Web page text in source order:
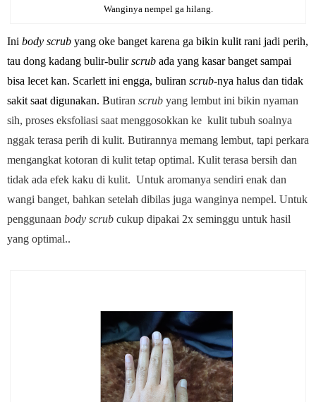
Wanginya nempel ga hilang.
Ini body scrub yang oke banget karena ga bikin kulit rani jadi perih,
tau dong kadang bulir-bulirscrub ada yang kasar banget sampai
bisa lecet kan. Scarlett ini engga, buliran scrub-nya halus dan tidak
sakit saat digunakan. Butiran scrub yang lembut ini bikin nyaman
sih, proses eksfoliasi saat menggosokkan ke kulit tubuh soalnya
nggak terasa perih di kulit. Butirannya memang lembut, tapi perkara
mengangkat kotoran di kulit tetap optimal. Kulit terasa bersih dan
tidak ada efek kaku di kulit. Untuk aromanya sendiri enak dan
wangi banget, bahkan setelah dibilas juga wanginya nempel. Untuk
penggunaan body scrub cukup dipakai 2x seminggu untuk hasil
yang optimal..